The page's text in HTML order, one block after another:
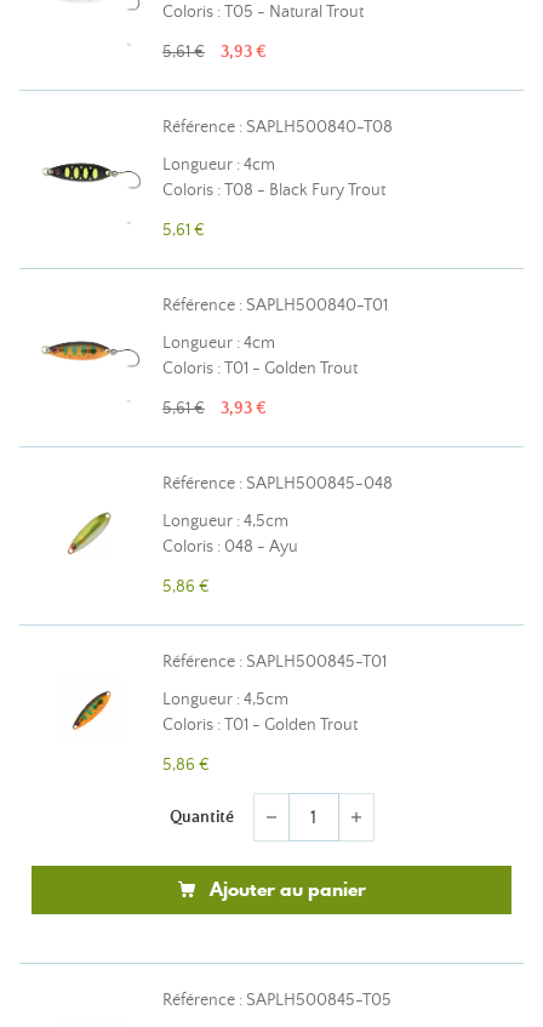
Coloris : T05 - Natural Trout
5,61 € 3,93 €
Référence : SAPLH500840-T08
Longueur : 4cm
Coloris : T08 - Black Fury Trout
5,61 €
Référence : SAPLH500840-T01
Longueur : 4cm
Coloris : T01 - Golden Trout
5,61 € 3,93 €
Référence : SAPLH500845-048
Longueur : 4,5cm
Coloris : 048 - Ayu
5,86 €
Référence : SAPLH500845-T01
Longueur : 4,5cm
Coloris : T01 - Golden Trout
5,86 €
Quantité remove add
Ajouter au panier
Référence : SAPLH500845-T05